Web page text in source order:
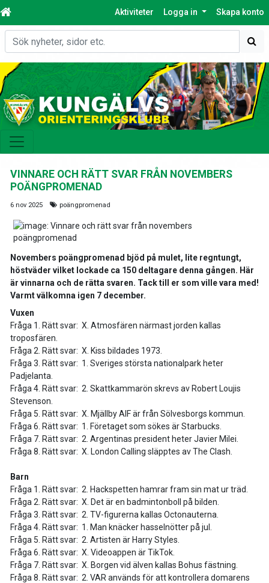
Aktiviteter Logga in Skapa konto
Sök
VINNARE OCH RÄTT SVAR FRÅN NOVEMBERS
POÄNGPROMENAD
6 nov 2025 poängpromenad
Novembers poängpromenad bjöd på mulet, lite regntungt,
höstväder vilket lockade ca 150 deltagare denna gången. Här
är vinnarna och de rätta svaren. Tack till er som ville vara med!
Varmt välkomna igen 7 december.
Vuxen
Fråga 1. Rätt svar: X. Atmosfären närmast jorden kallas
troposfären.
Fråga 2. Rätt svar: X. Kiss bildades 1973.
Fråga 3. Rätt svar: 1. Sveriges största nationalpark heter
Padjelanta.
Fråga 4. Rätt svar: 2. Skattkammarön skrevs av Robert Loujis
Stevenson.
Fråga 5. Rätt svar: X. Mjällby AIF är från Sölvesborgs kommun.
Fråga 6. Rätt svar: 1. Företaget som sökes är Starbucks.
Fråga 7. Rätt svar: 2. Argentinas president heter Javier Milei.
Fråga 8. Rätt svar: X. London Calling släpptes av The Clash.
Barn
Fråga 1. Rätt svar: 2. Hackspetten hamrar fram sin mat ur träd.
Fråga 2. Rätt svar: X. Det är en badmintonboll på bilden.
Fråga 3. Rätt svar: 2. TV-figurerna kallas Octonauterna.
Fråga 4. Rätt svar: 1. Man knäcker hasselnötter på jul.
Fråga 5. Rätt svar: 2. Artisten är Harry Styles.
Fråga 6. Rätt svar: X. Videoappen är TikTok.
Fråga 7. Rätt svar: X. Borgen vid älven kallas Bohus fästning.
Fråga 8. Rätt svar: 2. VAR används för att kontrollera domarens